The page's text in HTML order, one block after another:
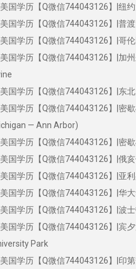
国学历【Q微信744043126】|纽
国学历【Q微信744043126】|普
国学历【Q微信744043126】|哥
国学历【Q微信744043126】|加
国学历【Q微信744043126】|东
国学历【Q微信744043126】|密
— Ann Arbor)
国学历【Q微信744043126】|密
国学历【Q微信744043126】|俄
国学历【Q微信744043126】|亚
国学历【Q微信744043126】|华
国学历【Q微信744043126】|波
国学历【Q微信744043126】|宾
Park
国学历【Q微信744043126】|印